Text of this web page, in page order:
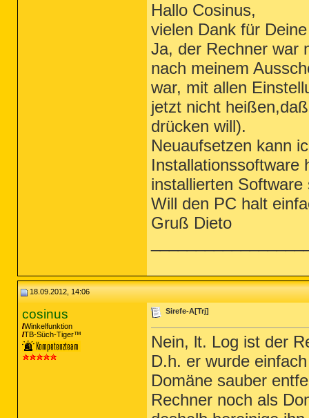
Hallo Cosinus,
vielen Dank für
Ja, der Rechner war
nach meinem
war, mit allen
jetzt nicht
drücken will).
Neuaufsetzen kann
Installationssoftware
installierten
Will den PC halt
Gruß Dieto
18.09.2012, 14:06
cosinus
Winkelfunktion
TB-Süch-Tiger™
Sirefe-A[Trj]
Nein, lt. Log ist der
D.h. er wurde
Domäne sauber
Rechner noch als